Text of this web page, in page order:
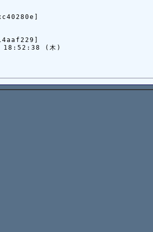
18:52:38 (木)